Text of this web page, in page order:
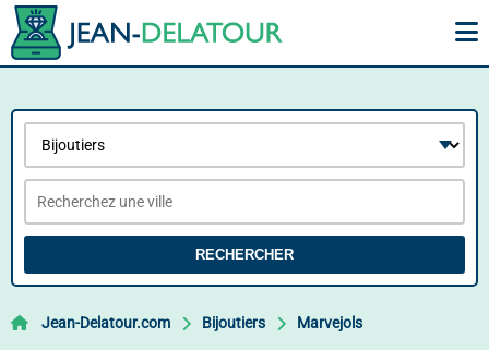
RECHERCHER
Jean-Delatour.com Bijoutiers Marvejols